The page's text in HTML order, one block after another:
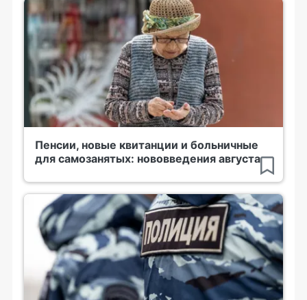
Пенсии, новые квитанции и больничные
для самозанятых: нововведения августа